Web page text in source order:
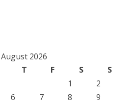
August 2026
T F S
S
1
2
6 7 8
9